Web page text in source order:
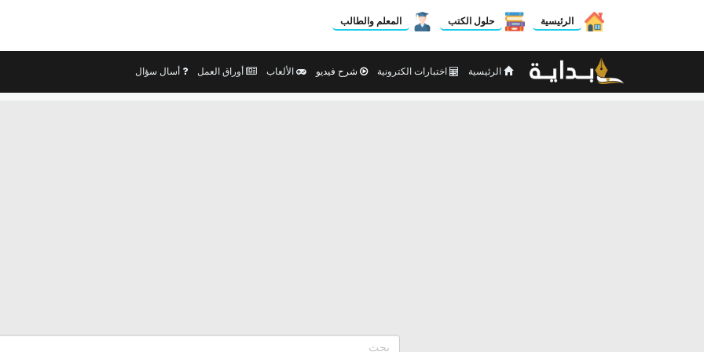
الرئيسية حلول الكتب المعلم والطالب
الرئيسية اختبارات الكترونية شرح فيديو الألعاب أوراق العمل أسال سؤال